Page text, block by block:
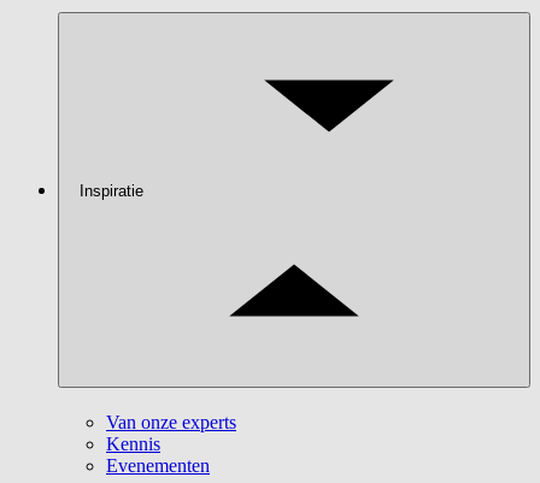
Inspiratie
Van onze experts
Kennis
Evenementen